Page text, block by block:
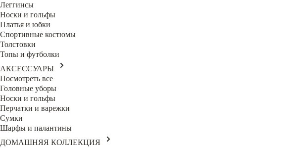
Леггинсы
Носки и гольфы
Платья и юбки
Спортивные костюмы
Толстовки
Топы и футболки
АКСЕССУАРЫ
Посмотреть все
Головные уборы
Носки и гольфы
Перчатки и варежки
Сумки
Шарфы и палантины
ДОМАШНЯЯ КОЛЛЕКЦИЯ